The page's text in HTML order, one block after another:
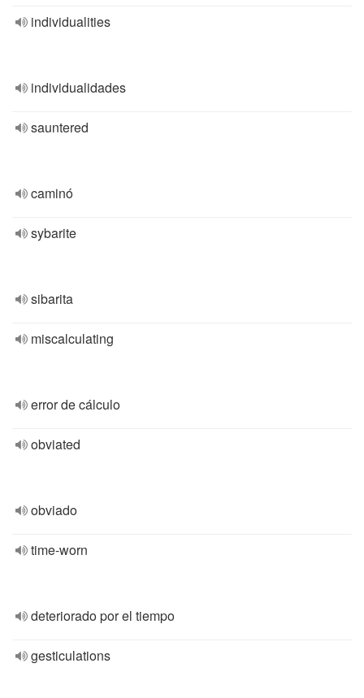
individualities
individualidades
sauntered
caminó
sybarite
sibarita
miscalculating
error de cálculo
obviated
obviado
time-worn
deteriorado por el tiempo
gesticulations